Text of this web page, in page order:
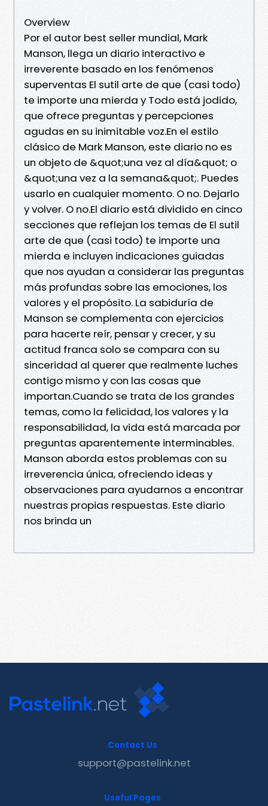
Overview
Por el autor best seller mundial, Mark
Manson, llega un diario interactivo e
irreverente basado en los fenómenos
superventas El sutil arte de que (casi todo)
te importe una mierda y Todo está jodido,
que ofrece preguntas y percepciones
agudas en su inimitable voz.En el estilo
clásico de Mark Manson, este diario no es
un objeto de &quot;una vez al día&quot; o
&quot;una vez a la semana&quot;. Puedes
usarlo en cualquier momento. O no. Dejarlo
y volver. O no.El diario está dividido en cinco
secciones que reflejan los temas de El sutil
arte de que (casi todo) te importe una
mierda e incluyen indicaciones guiadas
que nos ayudan a considerar las preguntas
más profundas sobre las emociones, los
valores y el propósito. La sabiduría de
Manson se complementa con ejercicios
para hacerte reír, pensar y crecer, y su
actitud franca solo se compara con su
sinceridad al querer que realmente luches
contigo mismo y con las cosas que
importan.Cuando se trata de los grandes
temas, como la felicidad, los valores y la
responsabilidad, la vida está marcada por
preguntas aparentemente interminables.
Manson aborda estos problemas con su
irreverencia única, ofreciendo ideas y
observaciones para ayudarnos a encontrar
nuestras propias respuestas. Este diario
nos brinda un
Contact Us
support@pastelink.net
Useful Pages